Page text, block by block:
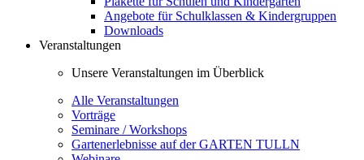
Angebote für Schulklassen & Kindergruppen
Downloads
Veranstaltungen
Unsere Veranstaltungen im Überblick
Alle Veranstaltungen
Vorträge
Seminare / Workshops
Gartenerlebnisse auf der GARTEN TULLN